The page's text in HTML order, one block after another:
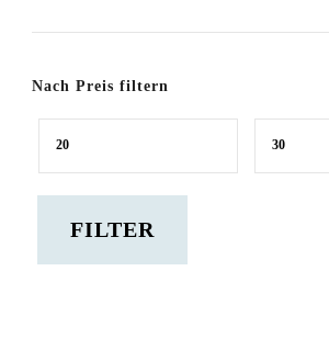
Nach Preis filtern
Min. Max.
FILTER